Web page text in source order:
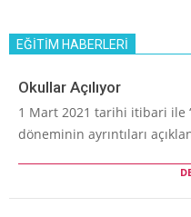
EĞİTİM HABERLERİ
Okullar Açılıyor
1 Mart 2021 tarihi itibari ile
döneminin ayrıntıları